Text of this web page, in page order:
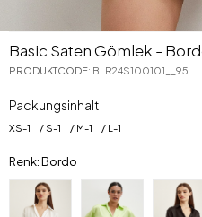
Basic Saten Gömlek -
PRODUKTCODE: BLR24S100101__95
Packungsinhalt:
XS-1 S-1 M-1 L -1
Renk: Bordo